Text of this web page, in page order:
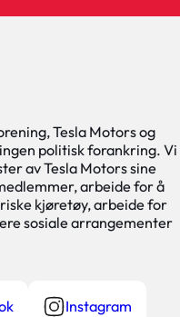
Tesla Motors og
politisk forankring. Vi
av Tesla Motors sine
arbeide for å
kjøretøy, arbeide for
sosiale arrangementer
Instagram